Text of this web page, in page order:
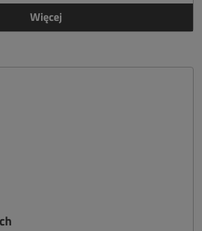
Więcej